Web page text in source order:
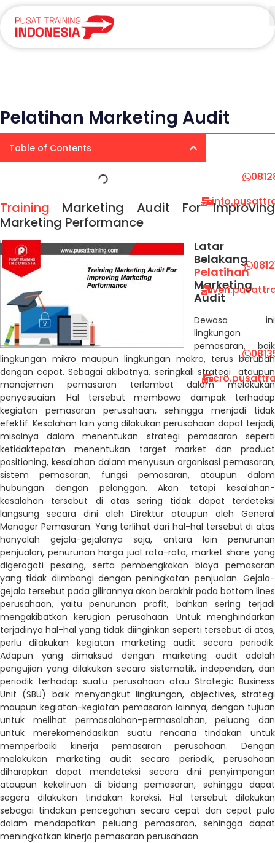
Pelatihan Marketing Audit
Table of Contents
Training Marketing Audit For Improving
Marketing Performance
Latar
Belakang
Pelatihan
Marketing
Audit
Dewasa ini
lingkungan
pemasaran, baik
lingkungan mikro maupun lingkungan makro, terus berubah
dengan cepat. Sebagai akibatnya, seringkali strategi ataupun
manajemen pemasaran terlambat dalam melakukan
penyesuaian. Hal tersebut membawa dampak terhadap
kegiatan pemasaran perusahaan, sehingga menjadi tidak
efektif. Kesalahan lain yang dilakukan perusahaan dapat terjadi,
misalnya dalam menentukan strategi pemasaran seperti
ketidaktepatan menentukan target market dan product
positioning, kesalahan dalam menyusun organisasi pemasaran,
sistem pemasaran, fungsi pemasaran, ataupun dalam
hubungan dengan pelanggan. Akan tetapi kesalahan-
kesalahan tersebut di atas sering tidak dapat terdeteksi
langsung secara dini oleh Direktur ataupun oleh General
Manager Pemasaran. Yang terlihat dari hal-hal tersebut di atas
hanyalah gejala-gejalanya saja, antara lain penurunan
penjualan, penurunan harga jual rata-rata, market share yang
digerogoti pesaing, serta pembengkakan biaya pemasaran
yang tidak diimbangi dengan peningkatan penjualan. Gejala-
gejala tersebut pada gilirannya akan berakhir pada bottom lines
perusahaan, yaitu penurunan profit, bahkan sering terjadi
mengakibatkan kerugian perusahaan. Untuk menghindarkan
terjadinya hal-hal yang tidak diinginkan seperti tersebut di atas,
perlu dilakukan kegiatan marketing audit secara periodik.
Adapun yang dimaksud dengan marketing audit adalah
pengujian yang dilakukan secara sistematik, independen, dan
periodik terhadap suatu perusahaan atau Strategic Business
Unit (SBU) baik menyangkut lingkungan, objectives, strategi
maupun kegiatan-kegiatan pemasaran lainnya, dengan tujuan
untuk melihat permasalahan-permasalahan, peluang dan
untuk merekomendasikan suatu rencana tindakan untuk
memperbaiki kinerja pemasaran perusahaan. Dengan
melakukan marketing audit secara periodik, perusahaan
diharapkan dapat mendeteksi secara dini penyimpangan
ataupun kekeliruan di bidang pemasaran, sehingga dapat
segera dilakukan tindakan koreksi. Hal tersebut dilakukan
sebagai tindakan pencegahan secara cepat dan cepat pula
dalam mendapatkan peluang pemasaran, sehingga dapat
meningkatkan kinerja pemasaran perusahaan.